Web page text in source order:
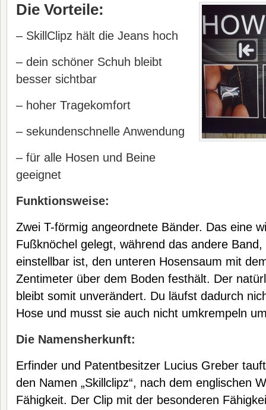
Die Vorteile:
– SkillClipz hält die Jeans hoch
– dein schöner Schuh bleibt
besser sichtbar
– hoher Tragekomfort
– sekundenschnelle Anwendung
– für alle Hosen und Beine
geeignet
Funktionsweise:
Zwei T-förmig angeordnete Bänder. Das eine
Fußknöchel gelegt, während das andere
einstellbar ist, den unteren Hosensaum mit
Zentimeter über dem Boden festhält. Der
bleibt somit unverändert. Du läufst dadurch
Hose und musst sie auch nicht umkrempeln
Die Namensherkunft:
Erfinder und Patentbesitzer Lucius Greber
den Namen „Skillclipz“, nach dem englischen
Fähigkeit. Der Clip mit der besonderen